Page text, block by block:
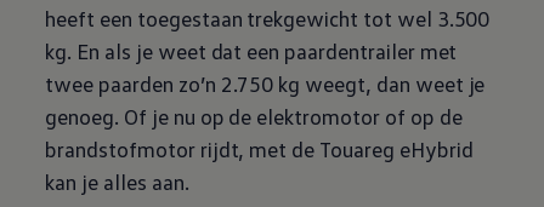
heeft een toegestaan trekgewicht tot wel 3.500
kg. En als je weet dat een paardentrailer met
twee paarden zo’n 2.750 kg weegt, dan weet je
genoeg. Of je nu op de elektromotor of op de
brandstofmotor rijdt, met de Touareg eHybrid
kan je alles aan.